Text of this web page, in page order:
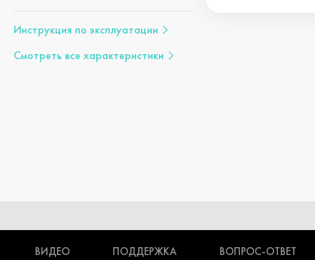
Инструкция по эксплуатации
Смотреть все характеристики
ВИДЕО ПОДДЕРЖКА ВОПРОС-ОТВЕТ